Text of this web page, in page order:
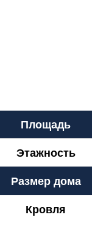
Площадь
Этажность
Размер дома
Кровля